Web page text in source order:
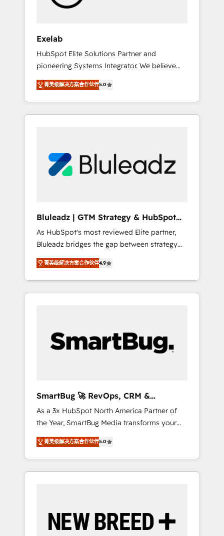
perspective. Many of our consultants have
operators need as their systems, data, and
processes evolve. Since 2014, we’ve
supported 1,400+ clients across a wide range
of industries, including healthcare, software,
B2B services, manufacturing, financial
services and more. Whether clients are new
to HubSpot or expanding into more
long-term value and a consistently strong
client experience.
Exelab
HubSpot Elite Solutions Partner and
pioneering Systems Integrator. We believe
technology should serve business strategy,
not the other way around. Every engagement
begins with clear objectives, customer
journey mapping, and measurable KPIs. Only
Connectors, workflows, and data
architectures that make HubSpot the
HubSpot beyond standard configurations. -
AI-FIRST- AI across customer-facing
operations to accelerate decisions,
streamline processes, and unlock efficiency
at scale. From predictive intelligence to
conversational AI, we turn data into action
and automation into competitive advantage.
菁英级解决方案合作伙伴5.0
Bluleadz | GTM Strategy & HubSpot
Implementation
As HubSpot's most reviewed Elite partner,
Bluleadz bridges the gap between strategy
and execution. We don't just "set up tools" —
we install the GTM Operating System (GTM
OS) to align your leadership and engineer a
portal that drives predictable revenue
and Story to stop "accelerating a mess." ⚙️
Elite Engineering & AI Scalable Architecture:
agents, and high-integrity migrations for total
reporting clarity. Security & Compliance: SOC
2 Type I and HIPAA attested for enterprise-
grade data security. 🏆 Why Bluleadz? GTM
OS Partner | 16+ Years Experience | 1,000+
Five-Star Reviews
菁英级解决方案合作伙伴4.9
SmartBug 🚀 RevOps, CRM &
Integration Experts
As a 3x HubSpot North America Partner of
the Year, SmartBug Media transforms your
customer lifecycle into a revenue engine. Our
unified ecosystem includes specialized
divisions Globalia (AI & Software) and Point
Success Media (Paid Media), making this the
by Globalia’s technical development team. -
19 HubSpot-certified trainers to drive
菁英级解决方案合作伙伴5.0